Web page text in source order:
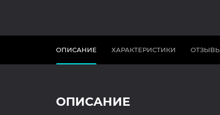
ОПИСАНИЕ ХАРАКТЕРИСТИКИ
ОПИСАНИЕ